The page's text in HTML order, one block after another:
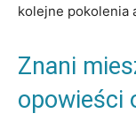
kolejne pokolenia
Znani
opowieści